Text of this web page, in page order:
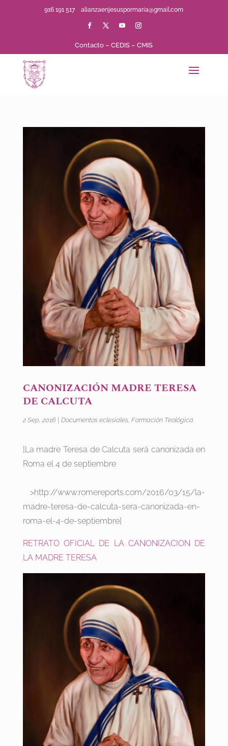
916 191 517alianzaenjesuspormaria@gmail.com
Contacto –CEDIS –CMIS
CANONIZACIÓN MADRE TERESA
DE CALCUTA
2 Sep, 2016| Documentos eclesiales, Formación Teológica
[La madre Teresa de Calcuta será canonizada en
Roma el 4 de septiembre
>http://www.romereports.com/2016/03/15/la-
madre-teresa-de-calcuta-sera-canonizada-en-
roma-el-4-de-septiembre]
RETRATO OFICIAL DE LA CANONIZACION DE
LA MADRE TERESA